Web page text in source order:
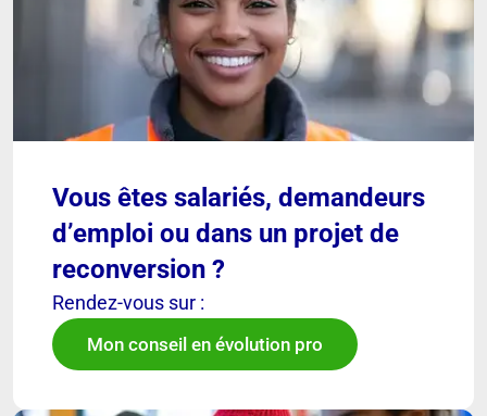
Vous êtes salariés, demandeurs
d’emploi ou dans un projet de
reconversion ?
Rendez-vous sur :
Mon conseil en évolution pro